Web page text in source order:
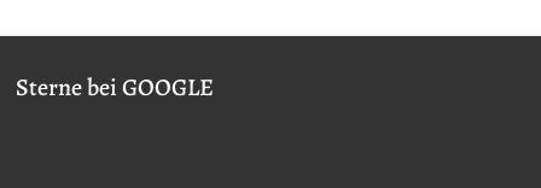
Sterne bei GOOGLE